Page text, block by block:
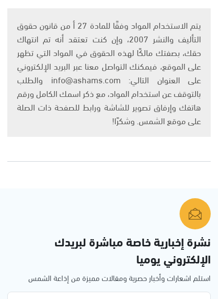
يتم الاستخدام المواد وفقًا للمادة 27 أ من قانون حقوق
التأليف والنشر 2007، وإن كنت تعتقد أنه تم انتهاك
حقك، بصفتك مالكًا لهذه الحقوق في المواد التي تظهر
على الموقع، فيمكنك التواصل معنا عبر البريد الإلكتروني
على العنوان التالي: info@ashams.com والطلب
بالتوقف عن استخدام المواد، مع ذكر اسمك الكامل ورقم
هاتفك وإرفاق تصوير للشاشة ورابط للصفحة ذات الصلة
على موقع الشمس. وشكرًا!
نشرة إخبارية خاصة مباشرة لبريدك
الإلكتروني يوميا
استلم اشعارات وأخبار حصرية ومقالات مميزة من إذاعة الشمس